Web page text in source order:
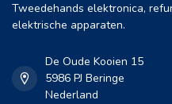
Tweedehands elektronica,
elektrische apparaten.
De Oude Kooien 15
5986 PJ Beringe
Nederland